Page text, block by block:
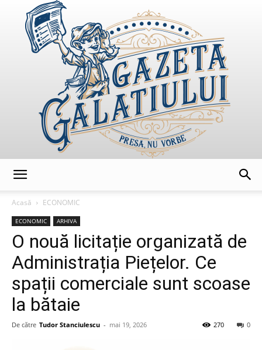
Acasă
ECONOMIC
ECONOMIC ARHIVA
O nouă licitație organizată de
Administrația Piețelor. Ce
spații comerciale sunt scoase
la bătaie
De către Tudor Stanciulescu - mai 19, 2026 0
270